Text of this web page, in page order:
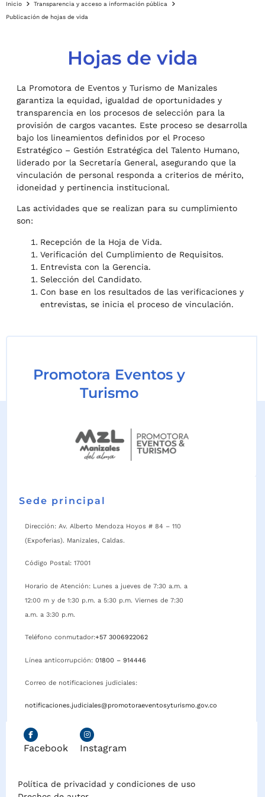
Inicio
Transparencia y acceso a información pública
Publicación de hojas de vida
Hojas de vida
La Promotora de Eventos y Turismo de Manizales
garantiza la equidad, igualdad de oportunidades y
transparencia en los procesos de selección para la
provisión de cargos vacantes. Este proceso se desarrolla
bajo los lineamientos definidos por el Proceso
Estratégico – Gestión Estratégica del Talento Humano,
liderado por la Secretaría General, asegurando que la
vinculación de personal responda a criterios de mérito,
idoneidad y pertinencia institucional.
Las actividades que se realizan para su cumplimiento
son:
Recepción de la Hoja de Vida.
Verificación del Cumplimiento de Requisitos.
Entrevista con la Gerencia.
Selección del Candidato.
Con base en los resultados de las verificaciones y
entrevistas, se inicia el proceso de vinculación.
Promotora Eventos y
Turismo
Sede principal
Dirección: Av. Alberto Mendoza Hoyos # 84 – 110
(Expoferias). Manizales, Caldas.
Código Postal: 17001
Horario de Atención: Lunes a jueves de 7:30 a.m. a
12:00 m y de 1:30 p.m. a 5:30 p.m. Viernes de 7:30
a.m. a 3:30 p.m.
Teléfono conmutador:+57 3006922062
Línea anticorrupción: 01800 – 914446
Correo de notificaciones judiciales:
notificaciones.judiciales@promotoraeventosyturismo.gov.co
Facebook Instagram
Política de privacidad y condiciones de uso